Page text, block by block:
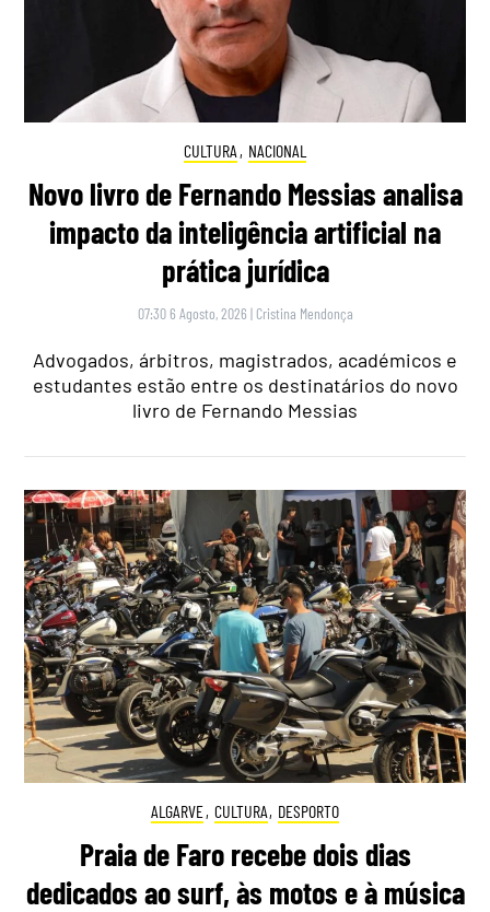
CULTURA , NACIONAL
Novo livro de Fernando Messias analisa
impacto da inteligência artificial na
prática jurídica
07:30 6 Agosto, 2026 | Cristina Mendonça
Advogados, árbitros, magistrados, académicos e
estudantes estão entre os destinatários do novo
livro de Fernando Messias
ALGARVE, CULTURA, DESPORTO
Praia de Faro recebe dois dias
dedicados ao surf, às motos e à música